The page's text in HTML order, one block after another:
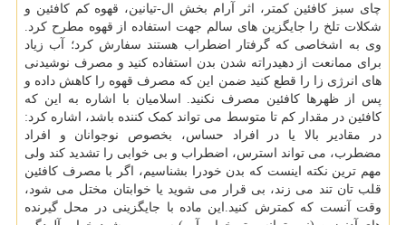
چای سبز کافئین کمتر، اثر آرام بخش ال-تیانین، قهوه کم کافئین و
شکلات تلخ را جایگزین های سالم جهت استفاده از قهوه مطرح کرد.
وی به اشخاصی که گرفتار اضطراب هستند سفارش کرد؛ آب زیاد
برای ممانعت از دهیدراته شدن بدن استفاده کنید و مصرف نوشیدنی
های انرژی زا را قطع کنید ضمن این که مصرف قهوه را کاهش داده و
پس از ظهرها کافئین مصرف نکنید. اسلامیان با اشاره به این که
کافئین در مقدار کم تا متوسط می تواند کمک کننده باشد، اشاره کرد:
در مقادیر بالا یا در افراد حساس، بخصوص نوجوانان و افراد
مضطرب، می تواند استرس، اضطراب و بی خوابی را تشدید کند ولی
مهم ترین نکته اینست که بدن خودرا بشناسیم، اگر با مصرف کافئین
قلب تان تند می زند، بی قرار می شوید یا خوابتان مختل می شود،
وقت آنست که کمترش کنید.این ماده با جایگزینی در محل گیرنده